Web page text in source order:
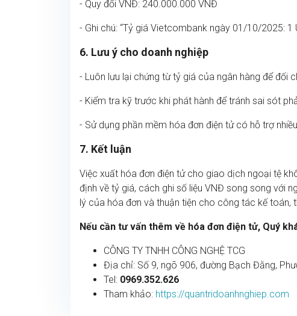
- Quy đổi VNĐ: 240.000.000 VNĐ
- Ghi chú: “Tỷ giá Vietcombank ngày 01/10/2025: 1
6. Lưu ý cho doanh nghiệp
- Luôn lưu lại chứng từ tỷ giá của ngân hàng để đối
- Kiểm tra kỹ trước khi phát hành để tránh sai sót
- Sử dụng phần mềm hóa đơn điện tử có hỗ trợ
7. Kết luận
Việc xuất hóa đơn điện tử cho giao dịch ngoại tệ
định về tỷ giá, cách ghi số liệu VNĐ song song với
lý của hóa đơn và thuận tiện cho công tác kế toán,
Nếu cần tư vấn thêm về hóa đơn điện tử, Quý
CÔNG TY TNHH CÔNG NGHỆ TCG
Địa chỉ: Số 9, ngõ 906, đường Bạch Đằng,
Tel: 0969.352.626
Tham khảo: https://quantridoanhnghiep.com